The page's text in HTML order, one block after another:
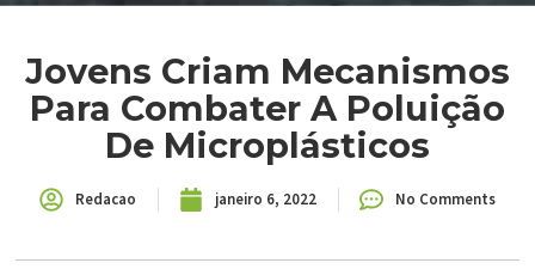
Jovens Criam Mecanismos
Para Combater A Poluição
De Microplásticos
Redacao janeiro 6, 2022 No Comments